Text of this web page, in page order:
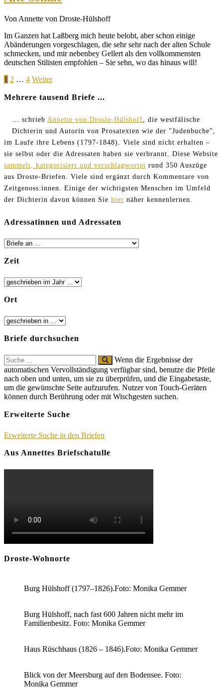
Von Annette von Droste-Hülshoff
Im Ganzen hat Laßberg mich heute belobt, aber schon einige
Abänderungen vorgeschlagen, die sehr sehr nach der alten Schule
schmecken, und mir nebenbey Gellert als den vollkommensten
deutschen Stilisten empfohlen – Sie sehn, wo das hinaus will!
Seitennummerierung
der
Page
1 Page
2 … Page
4 Weiter
Mehrere tausend Briefe ...
... schrieb Annette von Droste-Hülshoff , die westfälische
Dichterin und Autorin von Prosatexten wie der "Judenbuche",
im Laufe ihre Lebens (1797-1848). Viele sind nicht erhalten –
sie selbst oder die Adressaten haben sie verbrannt. Diese Website
sammelt, kategorisiert und verschlagwortet rund 350 Auszüge
aus Droste-Briefen. Viele sind ergänzt durch Kommentare von
Zeitgenoss:innen. Einige der wichtigsten Menschen im Umfeld
der Dichterin davon können Sie hier näher kennenlernen.
Adressatinnen und Adressaten
Zeit
Ort
Briefe durchsuchen
Search
for:
Wenn die Ergebnisse der
automatischen Vervollständigung verfügbar sind, benutze die Pfeile
nach oben und unten, um sie zu überprüfen, und die Eingabetaste,
um die gewünschte Seite aufzurufen. Nutzer von Touch-Geräten
können durch Berührung oder mit Wischgesten suchen.
Erweiterte Suche
Erweiterte Suche in den Briefen
Aus Annettes Briefschatulle
Droste-Wohnorte
Burg Hülshoff (1797–1826).Foto: Monika Gemmer
Burg Hülshoff, nach fast 600 Jahren nicht mehr im
Familienbesitz. Foto: Monika Gemmer
Haus Rüschhaus (1826 – 1846).Foto: Monika Gemmer
Blick von der Meersburg auf den Bodensee. Foto:
Monika Gemmer